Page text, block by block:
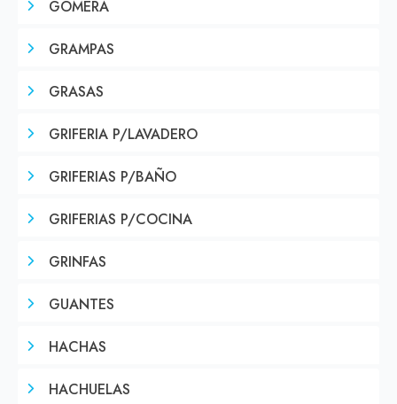
GOMERA
GRAMPAS
GRASAS
GRIFERIA P/LAVADERO
GRIFERIAS P/BAÑO
GRIFERIAS P/COCINA
GRINFAS
GUANTES
HACHAS
HACHUELAS